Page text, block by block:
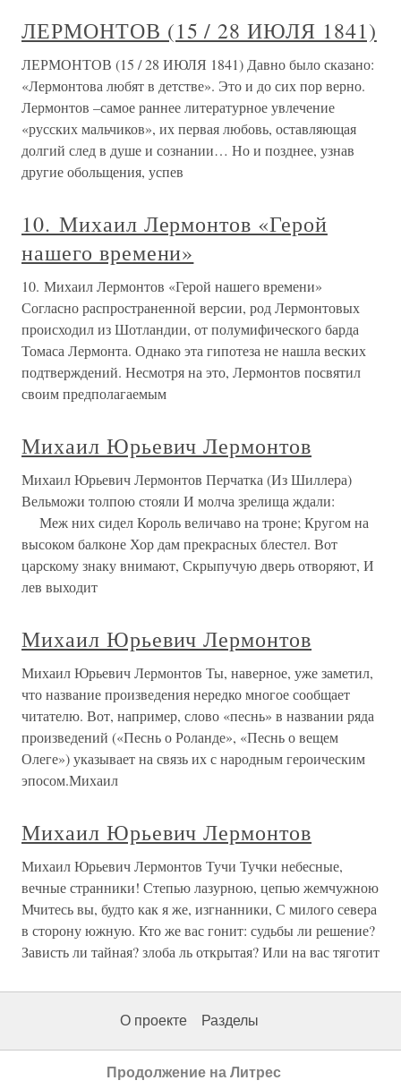
ЛЕРМОНТОВ (15 / 28 ИЮЛЯ 1841)
ЛЕРМОНТОВ (15 / 28 ИЮЛЯ 1841) Давно было сказано:
«Лермонтова любят в детстве». Это и до сих пор верно.
Лермонтов –самое раннее литературное увлечение
«русских мальчиков», их первая любовь, оставляющая
долгий след в душе и сознании… Но и позднее, узнав
другие обольщения, успев
10. Михаил Лермонтов «Герой
нашего времени»
10. Михаил Лермонтов «Герой нашего времени»
Согласно распространенной версии, род Лермонтовых
происходил из Шотландии, от полумифического барда
Томаса Лермонта. Однако эта гипотеза не нашла веских
подтверждений. Несмотря на это, Лермонтов посвятил
своим предполагаемым
Михаил Юрьевич Лермонтов
Михаил Юрьевич Лермонтов Перчатка (Из Шиллера)
Вельможи толпою стояли И молча зрелища ждали:
Меж них сидел Король величаво на троне; Кругом на
высоком балконе Хор дам прекрасных блестел. Вот
царскому знаку внимают, Скрыпучую дверь отворяют, И
лев выходит
Михаил Юрьевич Лермонтов
Михаил Юрьевич Лермонтов Ты, наверное, уже заметил,
что название произведения нередко многое сообщает
читателю. Вот, например, слово «песнь» в названии ряда
произведений («Песнь о Роланде», «Песнь о вещем
Олеге») указывает на связь их с народным героическим
эпосом.Михаил
Михаил Юрьевич Лермонтов
Михаил Юрьевич Лермонтов Тучи Тучки небесные,
вечные странники! Степью лазурною, цепью жемчужною
Мчитесь вы, будто как я же, изгнанники, С милого севера
в сторону южную. Кто же вас гонит: судьбы ли решение?
Зависть ли тайная? злоба ль открытая? Или на вас тяготит
О проекте Разделы
Продолжение на Литрес